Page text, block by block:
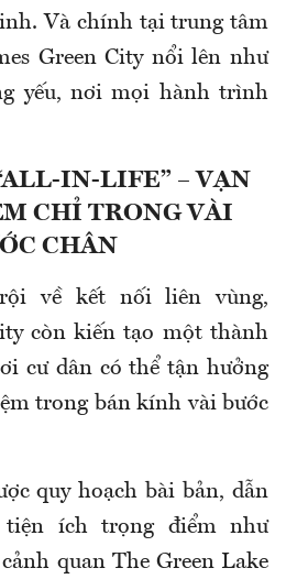
Và chính tại trung tâm
Green City nổi lên như
yếu, nơi mọi hành trình
IN-LIFE” – VẠN
CHỈ TRONG VÀI
CHÂN
về kết nối liên vùng,
còn kiến tạo một thành
cư dân có thể tận hưởng
trong bán kính vài bước
quy hoạch bài bản, dẫn
ích trọng điểm như
quan The Green Lake